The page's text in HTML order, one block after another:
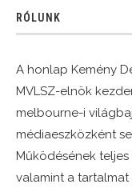
RÓLUNK
A honlap Kemény
MVLSZ-elnök
melbourne-i
médiaeszközként
Működésének
valamint a tartalmat